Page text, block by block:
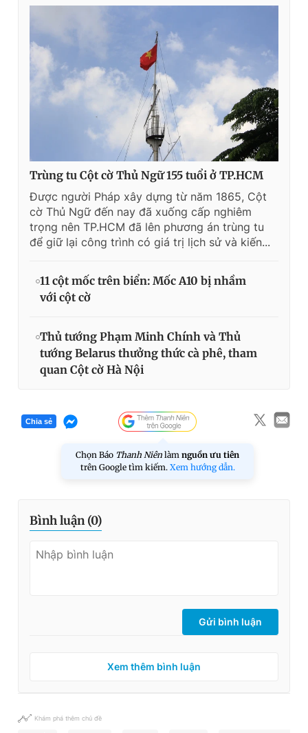
Trùng tu Cột cờ Thủ Ngữ 155 tuổi ở TP.HCM
Được người Pháp xây dựng từ năm 1865, Cột
cờ Thủ Ngữ đến nay đã xuống cấp nghiêm
trọng nên TP.HCM đã lên phương án trùng tu
để giữ lại công trình có giá trị lịch sử và kiến...
11 cột mốc trên biển: Mốc A10 bị nhầm
với cột cờ
Thủ tướng Phạm Minh Chính và Thủ
tướng Belarus thưởng thức cà phê, tham
quan Cột cờ Hà Nội
Chia sẻ
Chọn Báo Thanh Niên làm nguồn ưu tiên
trên Google tìm kiếm. Xem hướng dẫn.
Bình luận (0)
Gửi bình luận
Xem thêm bình luận
Khám phá thêm chủ đề